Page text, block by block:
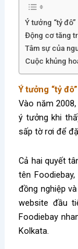
Ý tưởng “tỷ đô”
Động cơ tăng
Tâm sự của
Cuộc khủng
Ý tưởng “tỷ đô”
Vào năm
ý tưởng khi
sấp tờ rơi để
Cả hai quyết
tên
đồng nghiệp
website đầu
Foodiebay
Kolkata.